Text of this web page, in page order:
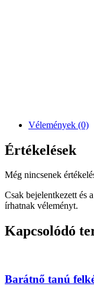
Vélemények (0)
Értékelések
Még nincsenek
Csak bejelentkezett és
írhatnak véleményt.
Kapcsolódó
Barátnő tanú